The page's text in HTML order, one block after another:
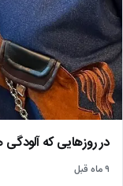
در روزهایی که
۹ ماه قبل